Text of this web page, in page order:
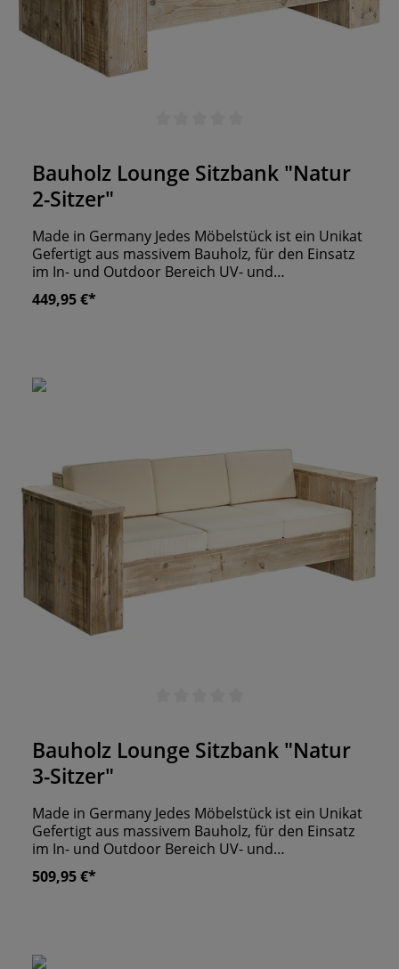
Bauholz Lounge Sitzbank "Natur
2-Sitzer"
Made in Germany Jedes Möbelstück ist ein Unikat
Gefertigt aus massivem Bauholz, für den Einsatz
im In- und Outdoor Bereich UV- und
Wetterbeständig
449,95 €*
Bauholz Lounge Sitzbank "Natur
3-Sitzer"
Made in Germany Jedes Möbelstück ist ein Unikat
Gefertigt aus massivem Bauholz, für den Einsatz
im In- und Outdoor Bereich UV- und
Wetterbeständig
509,95 €*